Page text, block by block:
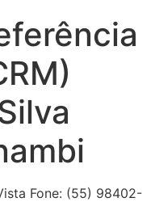
Fone: (55) 98402-